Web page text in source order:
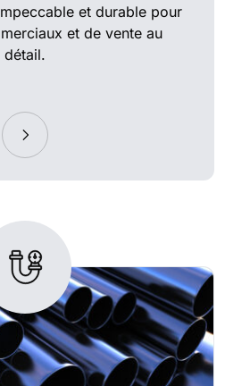
et durable pour
et de vente au
détail.